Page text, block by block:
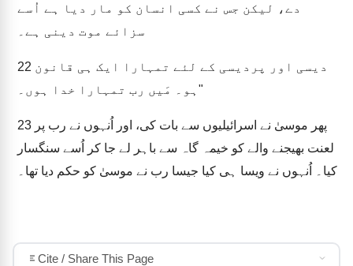
دے، لیکن جس نے کسی انسان کو مار دیا ہے اُسے
سزائے موت دینی ہے۔
22
ہو۔ مَیں رب تمہارا خدا ہوں۔"
23
لعنت بھیجنے والے کو خیمہ گاہ سے باہر لے جا کر اُسے سنگسار
کیا۔ اُنہوں نے ویسا ہی کیا جیسا رب نے موسیٰ کو حکم دیا تھا۔
Cite / Share This Page